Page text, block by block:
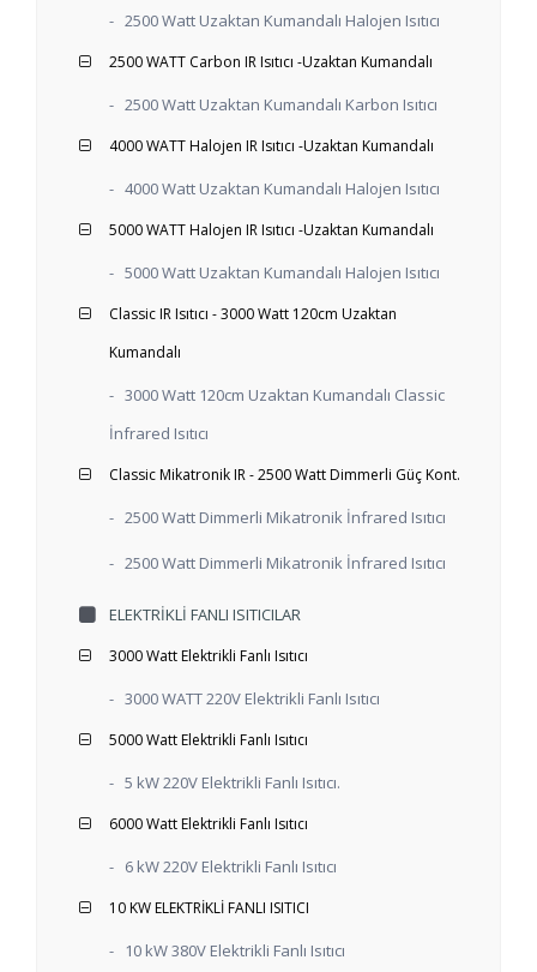
- 2500 Watt Uzaktan Kumandalı Halojen Isıtıcı
2500 WATT Carbon IR Isıtıcı -Uzaktan Kumandalı
- 2500 Watt Uzaktan Kumandalı Karbon Isıtıcı
4000 WATT Halojen IR Isıtıcı -Uzaktan Kumandalı
- 4000 Watt Uzaktan Kumandalı Halojen Isıtıcı
5000 WATT Halojen IR Isıtıcı -Uzaktan Kumandalı
- 5000 Watt Uzaktan Kumandalı Halojen Isıtıcı
Classic IR Isıtıcı - 3000 Watt 120cm Uzaktan
Kumandalı
- 3000 Watt 120cm Uzaktan Kumandalı Classic
İnfrared Isıtıcı
Classic Mikatronik IR - 2500 Watt Dimmerli Güç Kont.
- 2500 Watt Dimmerli Mikatronik İnfrared Isıtıcı
- 2500 Watt Dimmerli Mikatronik İnfrared Isıtıcı
ELEKTRIKLI FANLI ISITICILAR
3000 Watt Elektrikli Fanlı Isıtıcı
- 3000 WATT 220V Elektrikli Fanlı Isıtıcı
5000 Watt Elektrikli Fanlı Isıtıcı
- 5 kW 220V Elektrikli Fanlı Isıtıcı.
6000 Watt Elektrikli Fanlı Isıtıcı
- 6 kW 220V Elektrikli Fanlı Isıtıcı
10 KW ELEKTRİKLİ FANLI ISITICI
- 10 kW 380V Elektrikli Fanlı Isıtıcı